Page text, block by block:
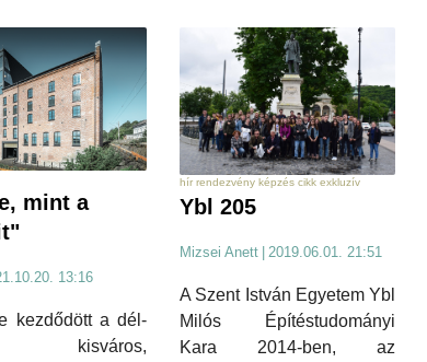
mint a
13:16
kezdődött a dél-
kisváros,
hír rendezvény képzés cikk exkluzív
Ybl 205
Mizsei Anett 2019.06.01. 21:51
A Szent István Egyetem Ybl
Milós Építéstudományi
Kara 2014-ben, az